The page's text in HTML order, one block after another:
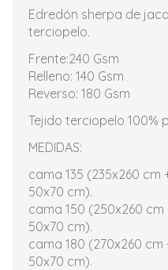
Edredón sherpa de
terciopelo.
Frente:240 Gsm
Relleno: 140 Gsm
Reverso: 180 Gsm
Tejido terciopelo 100%
MEDIDAS:
cama 135 (235x260
50x70 cm).
cama 150 (250x260
50x70 cm).
cama 180 (270x260
50x70 cm).